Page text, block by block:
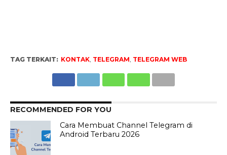
TAG TERKAIT: KONTAK, TELEGRAM, TELEGRAM WEB
RECOMMENDED FOR YOU
Cara Membuat Channel Telegram di
Android Terbaru 2026